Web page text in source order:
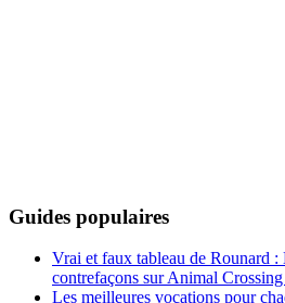
Guides populaires
Vrai et faux tableau de Rounard :
contrefaçons sur Animal
Les meilleures vocations pour